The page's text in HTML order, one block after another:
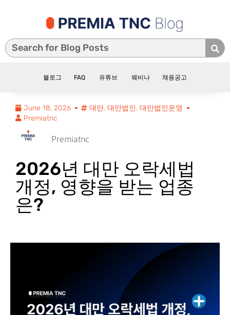
블로그 FAQ 유튜브 웨비나 채용공고
June 18, 2026 대만, 대만법인, 대만법인운영
Premiatnc
Premiatnc
2026년 대만 오락세법
개정, 영향을 받는 업종
은?